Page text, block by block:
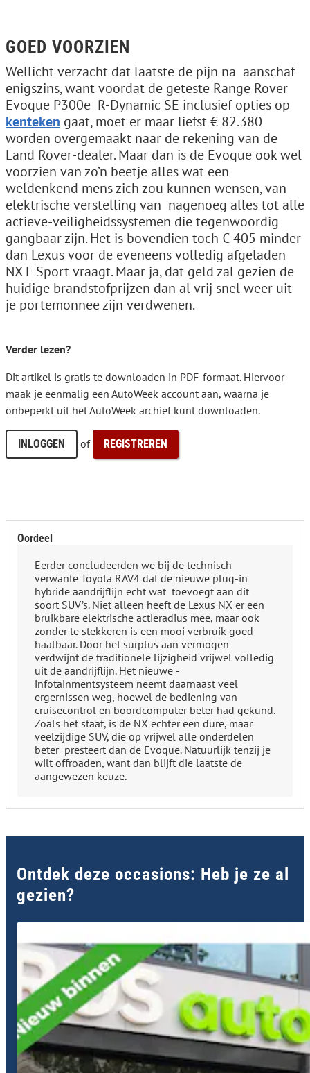
GOED VOORZIEN
Wellicht verzacht dat laatste de pijn na ­ aanschaf
enigszins, want voordat de geteste Range Rover
Evoque P300e ­ R-Dynamic SE inclusief opties op
kenteken gaat, moet er maar liefst € 82.380
worden overgemaakt naar de rekening van de
Land Rover-dealer. Maar dan is de Evoque ook wel
voorzien van zo’n beetje alles wat een
weldenkend mens zich zou kunnen wensen, van
elektrische verstelling van ­ nagenoeg alles tot alle
actieve-veiligheidssystemen die tegenwoordig
gangbaar zijn. Het is bovendien toch € 405 minder
dan Lexus voor de eveneens volledig afgeladen
NX F Sport vraagt. Maar ja, dat geld zal gezien de
huidige brandstofprijzen dan al vrij snel weer uit
je portemonnee zijn verdwenen.
Verder lezen?
Dit artikel is gratis te downloaden in PDF-formaat. Hiervoor
maak je eenmalig een AutoWeek account aan, waarna je
onbeperkt uit het AutoWeek archief kunt downloaden.
INLOGGEN of REGISTREREN
Oordeel
Eerder concludeerden we bij de technisch
verwante Toyota RAV4 dat de nieuwe plug-in
hybride aandrijflijn echt wat ­ toevoegt aan dit
soort SUV’s. Niet alleen heeft de Lexus NX er een
bruikbare elektrische actieradius mee, maar ook
zonder te stekkeren is een mooi verbruik goed
haalbaar. Door het surplus aan vermogen
verdwijnt de traditionele lijzigheid vrijwel volledig
uit de aandrijflijn. Het nieuwe ­
infotainmentsysteem neemt daarnaast veel
ergernissen weg, hoewel de bediening van
cruisecontrol en boordcomputer beter had gekund.
Zoals het staat, is de NX echter een dure, maar
veelzijdige SUV, die op vrijwel alle onderdelen
beter ­ presteert dan de Evoque. Natuurlijk tenzij je
wilt offroaden, want dan blijft die laatste de
aangewezen keuze.
Ontdek deze occasions: Heb je ze al
gezien?